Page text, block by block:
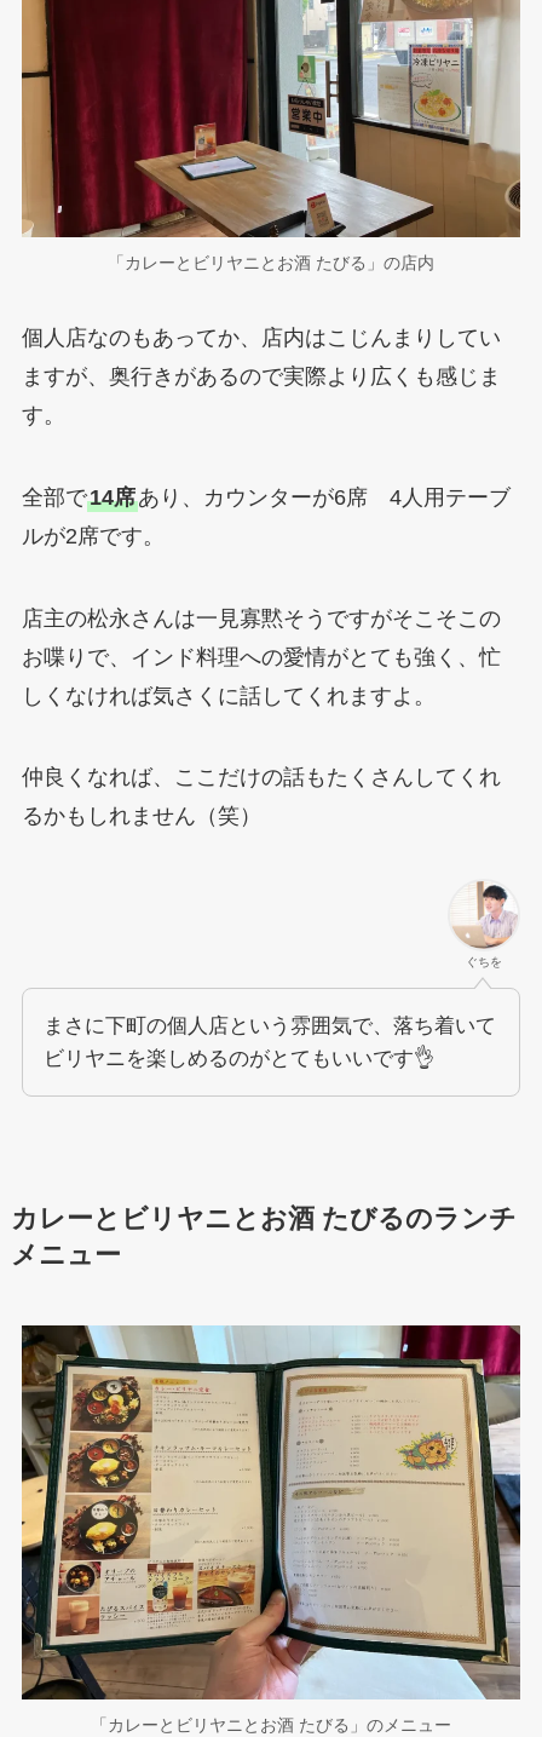
「カレーとビリヤニとお酒 たびる」の店内
個人店なのもあってか、店内はこじんまりしてい
ますが、奥行きがあるので実際より広くも感じま
す。
全部で14席あり、カウンターが6席 4人用テーブ
ルが2席です。
店主の松永さんは一見寡黙そうですがそこそこの
お喋りで、インド料理への愛情がとても強く、忙
しくなければ気さくに話してくれますよ。
仲良くなれば、ここだけの話もたくさんしてくれ
るかもしれません（笑）
ぐちを
まさに下町の個人店という雰囲気で、落ち着いて
ビリヤニを楽しめるのがとてもいいです👌
カレーとビリヤニとお酒 たびるのランチ
メニュー
「カレーとビリヤニとお酒 たびる」のメニュー